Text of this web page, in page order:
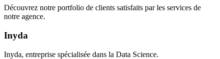
Découvrez notre portfolio de clients satisfaits par les services de
notre agence.
Inyda
Inyda, entreprise spécialisée dans la Data Science.